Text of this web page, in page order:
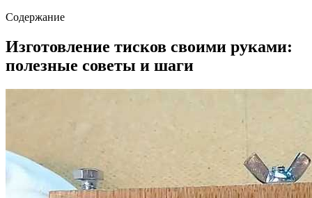
Содержание
Изготовление тисков своими руками:
полезные советы и шаги